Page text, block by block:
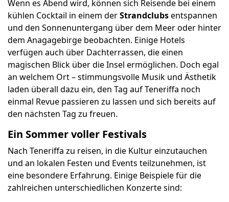
Wenn es Abend wird, können sich Reisende bei einem
kühlen Cocktail in einem derStrandclubsentspannen
und den Sonnenuntergang über dem Meer oder hinter
dem Anagagebirge beobachten. Einige Hotels
verfügen auch über Dachterrassen, die einen
magischen Blick über die Insel ermöglichen. Doch egal
an welchem Ort – stimmungsvolle Musik und Ästhetik
laden überall dazu ein, den Tag auf Teneriffa noch
einmal Revue passieren zu lassen und sich bereits auf
den nächsten Tag zu freuen.
Ein Sommer voller Festivals
Nach Teneriffa zu reisen, in die Kultur einzutauchen
und an lokalen Festen und Events teilzunehmen, ist
eine besondere Erfahrung. Einige Beispiele für die
zahlreichen unterschiedlichen Konzerte sind: